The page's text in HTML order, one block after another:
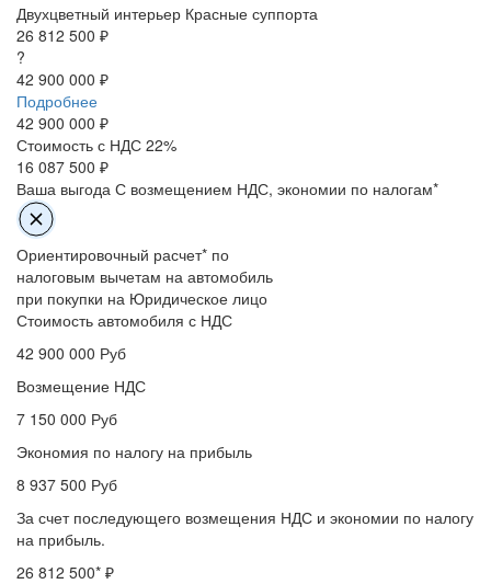
Двухцветный интерьер Красные суппорта
26 812 500 ₽
?
42 900 000 ₽
Подробнее
42 900 000 ₽
Стоимость с НДС 22%
16 087 500 ₽
Ваша выгода С возмещением НДС, экономии по налогам*
Ориентировочный расчет* по
налоговым вычетам на автомобиль
при покупки на Юридическое лицо
Стоимость автомобиля с НДС
42 900 000 Руб
Возмещение НДС
7 150 000 Руб
Экономия по налогу на прибыль
8 937 500 Руб
За счет последующего возмещения НДС и экономии по налогу
на прибыль.
26 812 500* ₽